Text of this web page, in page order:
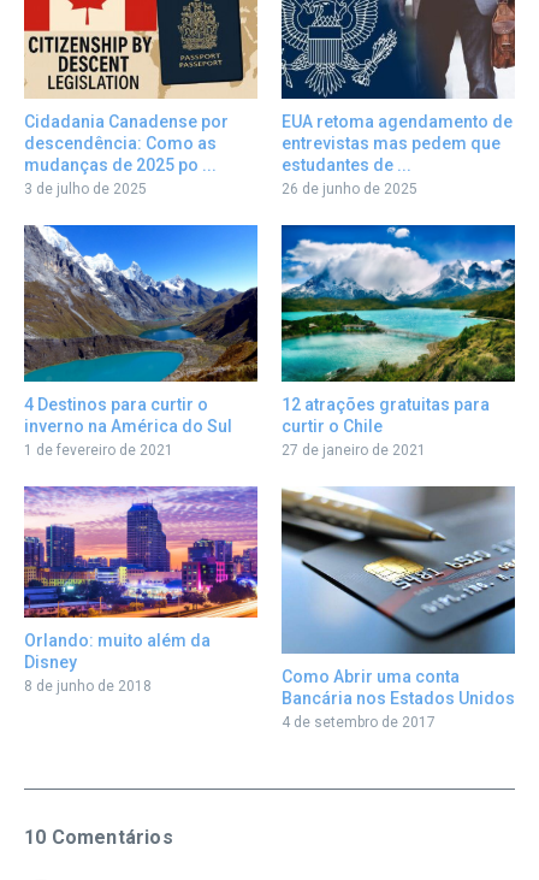
Cidadania Canadense por
descendência: Como as
mudanças de 2025 po ...
3 de julho de 2025
EUA retoma agendamento de
entrevistas mas pedem que
estudantes de ...
26 de junho de 2025
4 Destinos para curtir o
inverno na América do Sul
1 de fevereiro de 2021
12 atrações gratuitas para
curtir o Chile
27 de janeiro de 2021
Orlando: muito além da
Disney
8 de junho de 2018
Como Abrir uma conta
Bancária nos Estados Unidos
4 de setembro de 2017
10 Comentários